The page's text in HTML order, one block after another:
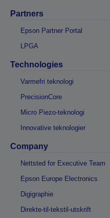
Partners
Epson Partner Portal
LPGA
Technologies
Varmefri teknologi
PrecisionCore
Micro Piezo-teknologi
Innovative teknologier
Company
Nettsted for Executive Team
Epson Europe Electronics
Digigraphie
Direkte-til-tekstil-utskrift